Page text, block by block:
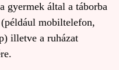
gyermek által a táborba
mobiltelefon,
illetve a ruházat